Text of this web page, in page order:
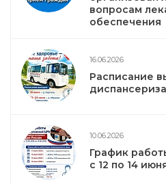
вопросам
обеспечения
16.06.2026
Расписание
10.06.2026
График
с 12 по 14